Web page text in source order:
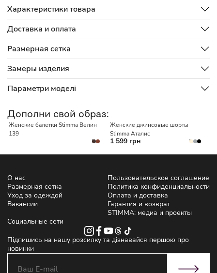
Характеристики товара
Доставка и оплата
Размерная сетка
Замеры изделия
Параметри моделі
Дополни свой образ:
НЕТ В НАЛИЧИИ
Женские балетки Stimma Велин
139
Женские джинсовые шорты
Stimma Аталис
1 599 грн
О нас
Размерная сетка
Уход за одеждой
Вакансии
Пользовательское соглашение
Политика конфиденциальности
Оплата и доставка
Гарантия и возврат
STIMMA: медиа и проекты
Социальные сети
Підпишись на нашу розсилку та дізнавайся першою про
новинки